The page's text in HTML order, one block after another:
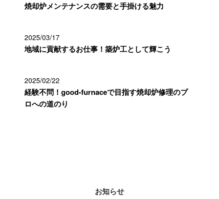
焼却炉メンテナンスの需要と手掛ける魅力
2025/03/17
地域に貢献するお仕事！築炉工として輝こう
2025/02/22
経験不問！good-furnaceで目指す焼却炉修理のプ
ロへの道のり
お知らせ